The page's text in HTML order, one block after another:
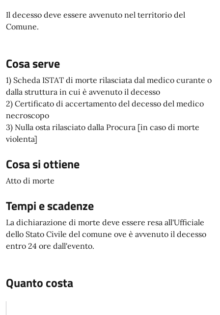
Il decesso deve essere avvenuto nel territorio del
Comune.
Cosa serve
1) Scheda ISTAT di morte rilasciata dal medico curante o
dalla struttura in cui è avvenuto il decesso
2) Certificato di accertamento del decesso del medico
necroscopo
3) Nulla osta rilasciato dalla Procura [in caso di morte
violenta]
Cosa si ottiene
Atto di morte
Tempi e scadenze
La dichiarazione di morte deve essere resa all'Ufficiale
dello Stato Civile del comune ove è avvenuto il decesso
entro 24 ore dall'evento.
Quanto costa